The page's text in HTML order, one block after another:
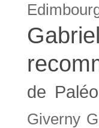
de
Giverny